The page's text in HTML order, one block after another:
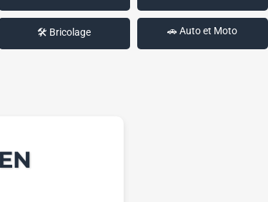
🛠️ Bricolage 🚗 Auto et Moto